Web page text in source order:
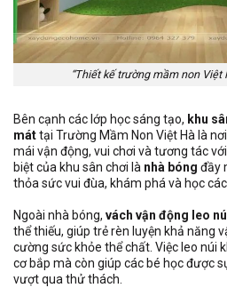
“Thiết kế trường mầm non Việt
Bên cạnh các lớp học sáng tạo, khu
máttại Trường Mầm Non Việt Hà là
mái vận động, vui chơi và tương tác
biệt của khu sân chơi là nhà bóng đầy
thỏa sức vui đùa, khám phá và học
Ngoài nhà bóng, vách vận động leo
thể thiếu, giúp trẻ rèn luyện khả năng
cường sức khỏe thể chất. Việc leo núi
cơ bắp mà còn giúp các bé học được
vượt qua thử thách.